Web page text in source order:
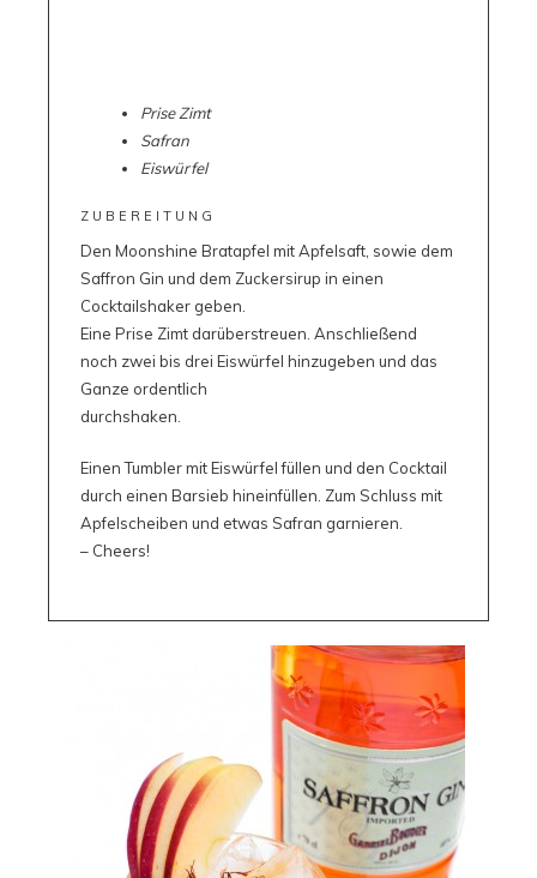
Prise Zimt
Safran
Eiswürfel
ZUBEREITUNG
Den Moonshine Bratapfel mit Apfelsaft, sowie dem
Saffron Gin und dem Zuckersirup in einen
Cocktailshaker geben.
Eine Prise Zimt darüberstreuen. Anschließend
noch zwei bis drei Eiswürfel hinzugeben und das
Ganze ordentlich
durchshaken.
Einen Tumbler mit Eiswürfel füllen und den Cocktail
durch einen Barsieb hineinfüllen. Zum Schluss mit
Apfelscheiben und etwas Safran garnieren.
– Cheers!